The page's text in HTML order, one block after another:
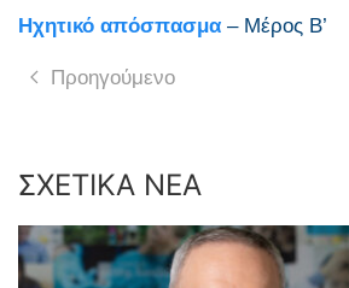
Ηχητικό απόσπασμα – Μέρος Β’
Προηγούμενο
ΣΧΕΤΙΚΑ ΝΕΑ